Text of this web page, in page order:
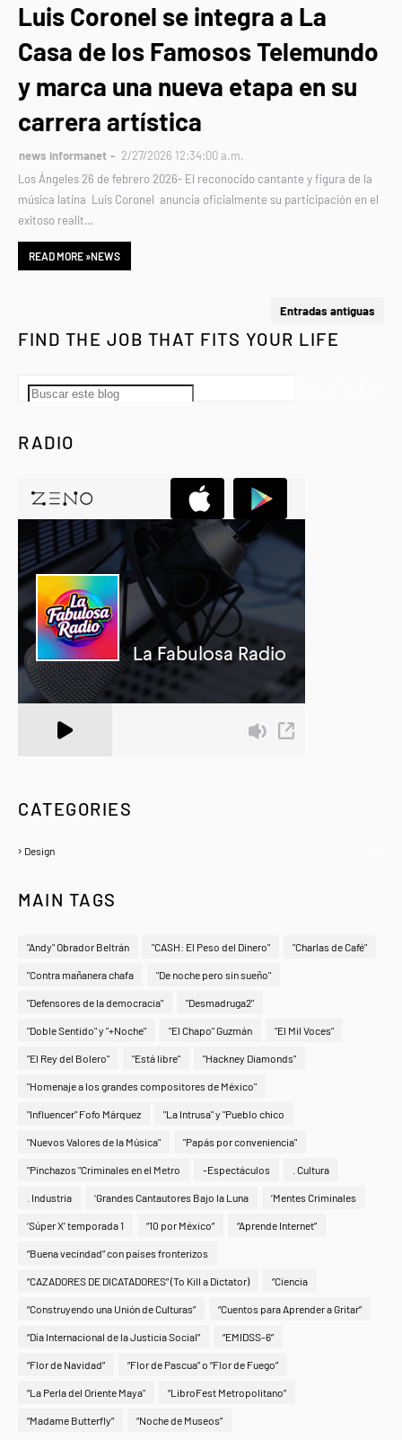
Luis Coronel se integra a La
Casa de los Famosos Telemundo
y marca una nueva etapa en su
carrera artística
news informanet
2/27/2026 12:34:00 a.m.
Los Ángeles 26 de febrero 2026- El reconocido cantante y figura de la
música latina Luis Coronel anuncia oficialmente su participación en el
exitoso realit…
READ MORE »NEWS
Entradas antiguas
FIND THE JOB THAT FITS YOUR LIFE
RADIO
CATEGORIES
Design
MAIN TAGS
"Andy" Obrador Beltrán "CASH: El Peso del Dinero" "Charlas de Café"
"Contra mañanera chafa "De noche pero sin sueño"
"Defensores de la democracia" "Desmadruga2"
"Doble Sentido" y "+Noche" "El Chapo" Guzmán "El Mil Voces"
"El Rey del Bolero" "Está libre" "Hackney Diamonds"
"Homenaje a los grandes compositores de México"
"Influencer" Fofo Márquez "La Intrusa" y "Pueblo chico
"Nuevos Valores de la Música" "Papás por conveniencia"
"Pinchazos "Criminales en el Metro -Espectáculos . Cultura
. Industria ‘Grandes Cantautores Bajo la Luna ‘Mentes Criminales
‘Súper X’ temporada 1 “10 por México” “Aprende Internet”
“Buena vecindad” con países fronterizos
“CAZADORES DE DICATADORES” (To Kill a Dictator) “Ciencia
“Construyendo una Unión de Culturas” “Cuentos para Aprender a Gritar”
“Día Internacional de la Justicia Social” “EMIDSS-6”
“Flor de Navidad” “Flor de Pascua” o “Flor de Fuego”
“La Perla del Oriente Maya" “LibroFest Metropolitano”
“Madame Butterfly” “Noche de Museos”